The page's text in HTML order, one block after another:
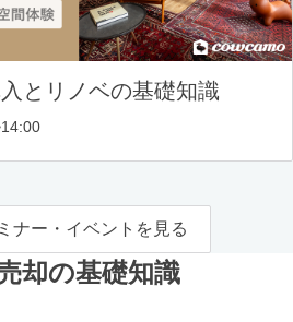
とリノベの基礎知識
ナー・イベントを見る
却の基礎知識